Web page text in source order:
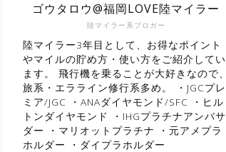
陸マイラー系ブロガー
ゴウタロウ@福岡LOVE陸マイラー
陸マイラー3年目として、お得なポイント
やマイルの貯め方・使い方をご紹介してい
ます。 飛行機を乗ることが大好きなので、
旅系・エラライン修行系多め。 ・JGCプレ
ミア/JGC ・ANAダイヤモンド/SFC ・ヒル
トンダイヤモンド ・IHGプラチナアンバサ
ダー ・マリオットプラチナ ・元アメプラ
ホルダー ・ダイプラホルダー